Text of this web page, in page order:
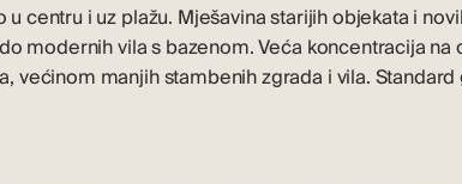
centru i uz plažu. Mješavina starijih objekata i
modernih vila s bazenom. Veća koncentracija
većinom manjih stambenih zgrada i vila.